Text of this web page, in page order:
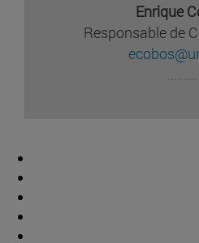
Enrique
Responsable de
.........